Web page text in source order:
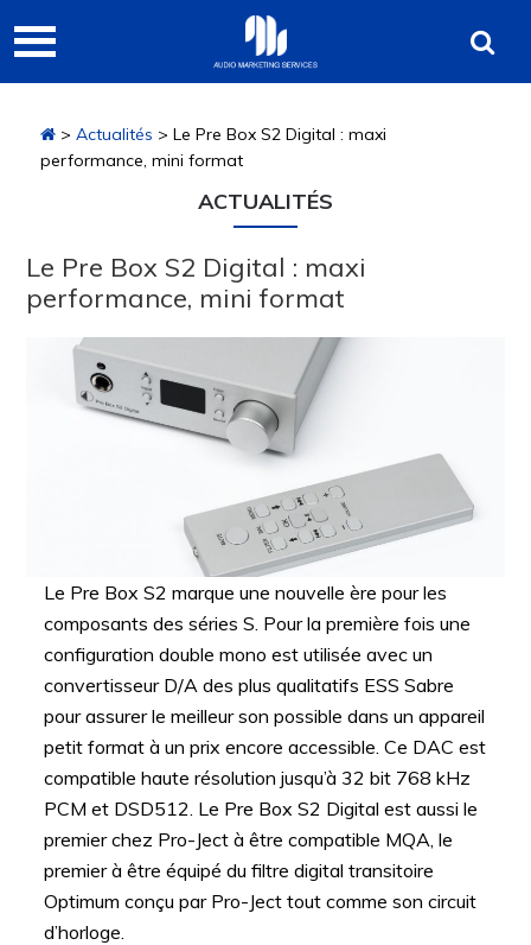
la
principale
au
contenu
la
latérale
principale
Audio
Marketing
Services
>Actualités > Le Pre Box S2 Digital : maxi
performance, mini format
ACTUALITÉS
Le Pre Box S2 Digital : maxi
performance, mini format
Le Pre Box S2 marque une nouvelle ère pour les
composants des séries S. Pour la première fois une
configuration double mono est utilisée avec un
convertisseur D/A des plus qualitatifs ESS Sabre
pour assurer le meilleur son possible dans un appareil
petit format à un prix encore accessible. Ce DAC est
compatible haute résolution jusqu’à 32 bit 768 kHz
PCM et DSD512. Le Pre Box S2 Digital est aussi le
premier chez Pro-Ject à être compatible MQA, le
premier à être équipé du filtre digital transitoire
Optimum conçu par Pro-Ject tout comme son circuit
d’horloge.